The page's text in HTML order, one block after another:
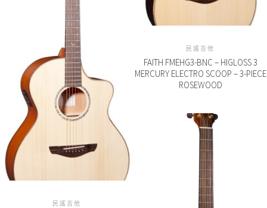
民謠吉他
FAITH FMEHG3-BNC – HIGLOSS 3
MERCURY ELECTRO SCOOP – 3-PIECE
ROSEWOOD
民謠吉他